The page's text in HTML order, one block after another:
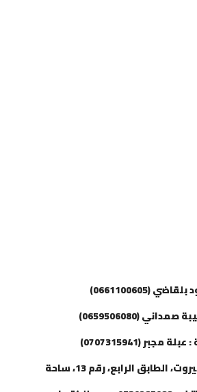
(0661100605)
(0659506080)
(0707315941)
بلبريس، رقم 6، زنقة بيروت، الطابق الرابع، رقم 13، ساحة